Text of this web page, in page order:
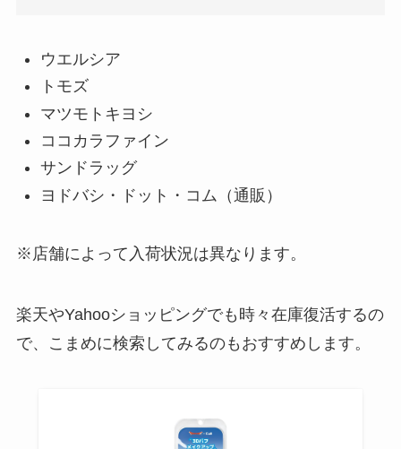
ウエルシア
トモズ
マツモトキヨシ
ココカラファイン
サンドラッグ
ヨドバシ・ドット・コム（通販）
※店舗によって入荷状況は異なります。
楽天やYahooショッピングでも時々在庫復活するの
で、こまめに検索してみるのもおすすめします。